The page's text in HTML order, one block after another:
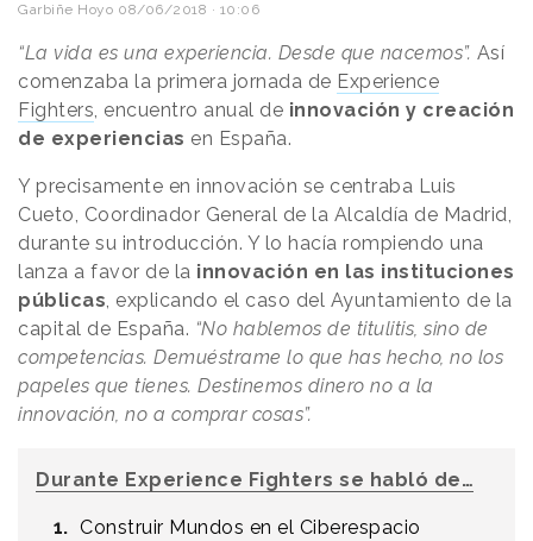
Garbiñe Hoyo 08/06/2018 · 10:06
“La vida es una experiencia. Desde que nacemos”. Así
comenzaba la primera jornada de Experience
Fighters, encuentro anual de innovación y creación
de experiencias en España.
Y precisamente en innovación se centraba Luis
Cueto, Coordinador General de la Alcaldía de Madrid,
durante su introducción. Y lo hacía rompiendo una
lanza a favor de la innovación en las instituciones
públicas, explicando el caso del Ayuntamiento de la
capital de España. “No hablemos de titulitis, sino de
competencias. Demuéstrame lo que has hecho, no los
papeles que tienes. Destinemos dinero no a la
innovación, no a comprar cosas”.
Durante Experience Fighters se habló de…
Construir Mundos en el Ciberespacio